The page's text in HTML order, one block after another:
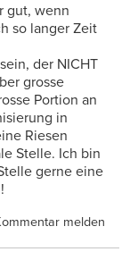
gut, wenn
so langer Zeit
der NICHT
grosse
Portion an
in
Riesen
Stelle. Ich bin
gerne eine
melden